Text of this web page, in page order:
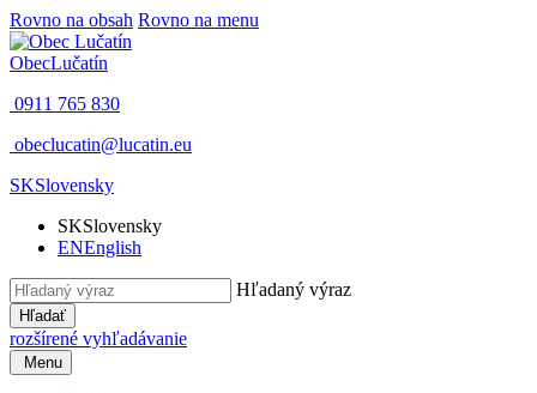
Rovno na obsah Rovno na menu
ObecLučatín
0911 765 830
obeclucatin@lucatin.eu
SKSlovensky
SKSlovensky
ENEnglish
Hľadaný výraz
Hľadať
rozšírené vyhľadávanie
Menu